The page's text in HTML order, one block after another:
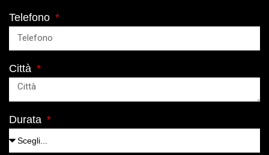
Telefono
Città
Durata